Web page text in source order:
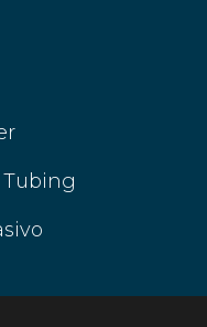
Tubing